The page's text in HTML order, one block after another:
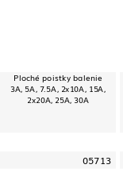
Ploché poistky balenie
3A, 5A, 7.5A, 2x10A, 15A,
2x20A, 25A, 30A
05713